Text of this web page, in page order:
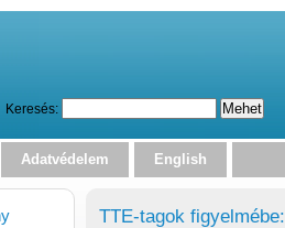
Keresés:
Adatvédelem English
TTE-tagok figyelmébe: